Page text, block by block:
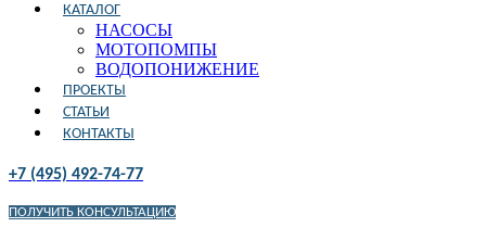
КАТАЛОГ
НАСОСЫ
МОТОПОМПЫ
ВОДОПОНИЖЕНИЕ
ПРОЕКТЫ
СТАТЬИ
КОНТАКТЫ
+7 (495) 492-74-77
ПОЛУЧИТЬ КОНСУЛЬТАЦИЮ